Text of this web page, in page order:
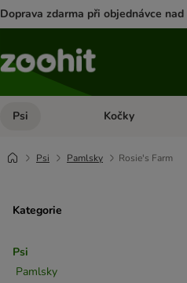
Doprava zdarma při objednávce
Psi Otevřít menu: Psi
Kočky
Psi Pamlsky Rosie's Farm
Kategorie
Psi
Pamlsky